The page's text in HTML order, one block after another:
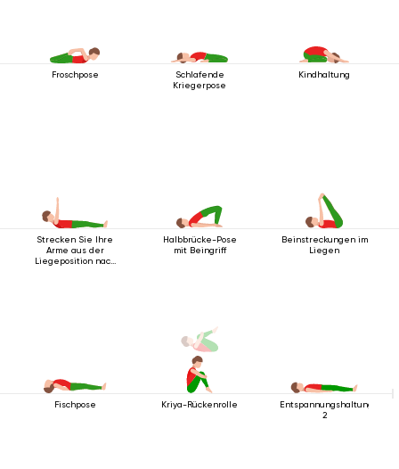
Froschpose
Schlafende
Kriegerpose
Kindhaltung
Strecken Sie Ihre
Arme aus der
Liegeposition nach
Halbbrücke-Pose
mit Beingriff
Beinstreckungen im
Liegen
Fischpose Kriya-Rückenrolle
Entspannungshaltung
2